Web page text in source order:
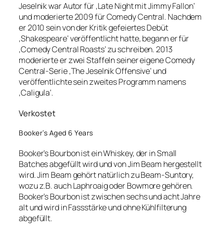
Jeselnik war Autor für ‚Late Night mit Jimmy Fallon‘
und moderierte 2009 für Comedy Central. Nachdem
er 2010 sein von der Kritik gefeiertes Debüt
‚Shakespeare‘ veröffentlicht hatte, begann er für
‚Comedy Central Roasts‘ zu schreiben. 2013
moderierte er zwei Staffeln seiner eigene Comedy
Central-Serie ‚The Jeselnik Offensive‘ und
veröffentlichte sein zweites Programm namens
‚Caligula‘.
Verkostet
Booker’s Aged 6 Years
Booker’s Bourbon ist ein Whiskey, der in Small
Batches abgefüllt wird und von Jim Beam hergestellt
wird. Jim Beam gehört natürlich zu Beam-Suntory,
wozu z.B. auch Laphroaig oder Bowmore gehören.
Booker’s Bourbon ist zwischen sechs und acht Jahre
alt und wird in Fassstärke und ohne Kühlfilterung
abgefüllt.